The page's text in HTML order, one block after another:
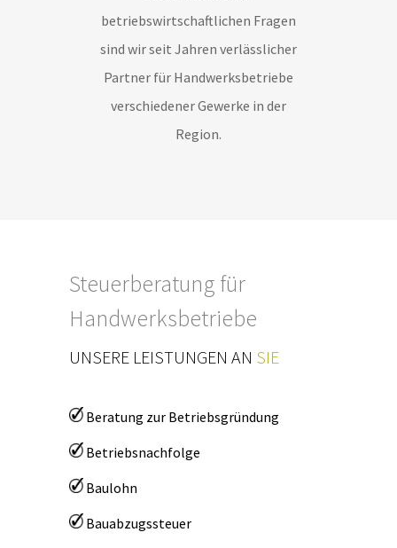
betriebswirtschaftlichen Fragen
sind wir seit Jahren verlässlicher
Partner für Handwerksbetriebe
verschiedener Gewerke in der
Region.
Steuerberatung für
Handwerksbetriebe
UNSERE LEISTUNGEN AN SIE
Beratung zur Betriebsgründung
Betriebsnachfolge
Baulohn
Bauabzugssteuer